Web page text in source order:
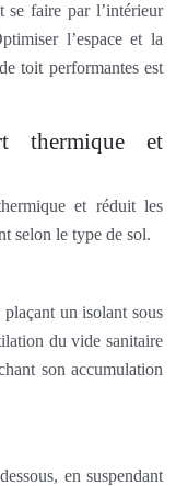
se faire par l’intérieur
l’espace et la
toit performantes est
thermique et
et réduit les
selon le type de sol.
un isolant sous
du vide sanitaire
son accumulation
en suspendant